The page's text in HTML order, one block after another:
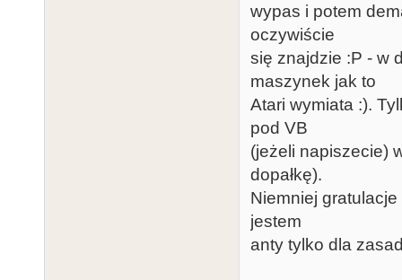
wypas i potem
oczywiście
się znajdzie :P - w
maszynek jak to
Atari wymiata :).
pod VB
(jeżeli napiszecie)
dopałkę).
Niemniej
jestem
anty tylko dla